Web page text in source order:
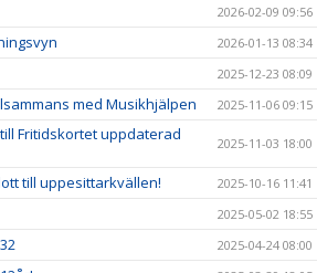
2026-02-09 09:56
2026-01-13 08:34
2025-12-23 08:09
med Musikhjälpen 2025-11-06 09:15
Fritidskortet uppdaterad
2025-11-03 18:00
till uppesittarkvällen! 2025-10-16 11:41
2025-05-02 18:55
2025-04-24 08:00